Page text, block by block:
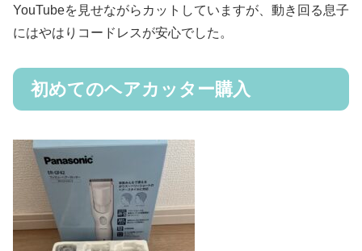
YouTubeを見せながらカットしていますが、動き回る息子
にはやはりコードレスが安心でした。
初めてのヘアカッター購入